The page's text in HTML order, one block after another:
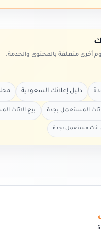
أخرى متعلقة بالمحتوى والخدمة.
دليل إعلانك السعودية
المستعمل بجدة بيع الاثاث
اثاث مستعمل بجدة